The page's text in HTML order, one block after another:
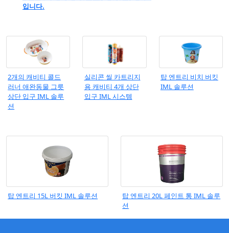
입니다.
2개의 캐비티 콜드
러너 애완동물 그릇
상단 입구 IML 솔루
션
실리콘 씰 카트리지
용 캐비티 4개 상단
입구 IML 시스템
탑 엔트리 비치 버킷
IML 솔루션
탑 엔트리 15L 버킷 IML 솔루션
탑 엔트리 20L 페인트 통 IML 솔루
션